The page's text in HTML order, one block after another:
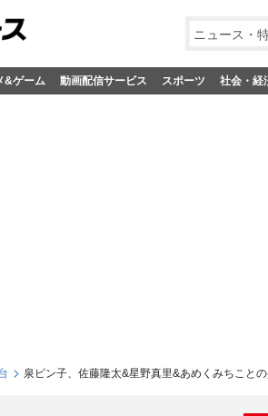
ニュース・
&ゲーム 動画配信サービス スポーツ 社会・経
泉ピン子、佐藤隆太&星野真里&あめくみちこと